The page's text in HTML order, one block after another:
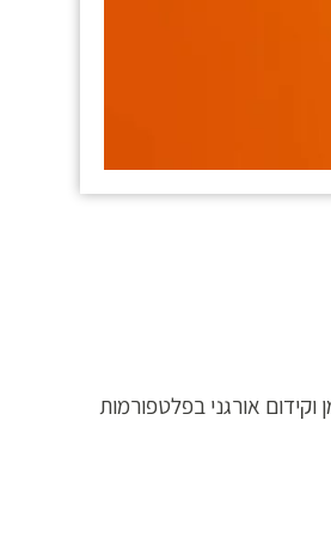
אורגני בפלטפורמות